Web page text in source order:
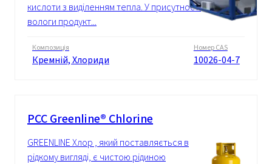
кислоти з виділенням тепла. У присутності
вологи продукт...
Композиція
Кремній, Хлориди
Номер CAS
10026-04-7
PCC Greenline® Chlorine
GREENLINE Хлор , який поставляється в
рідкому вигляді, є чистою рідиною